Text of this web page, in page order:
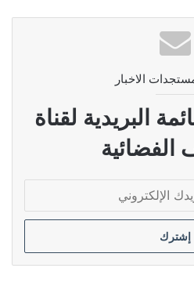
الاخبار
البريدية لقناة
الفضائية